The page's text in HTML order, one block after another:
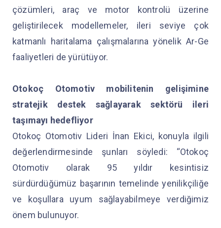
çözümleri, araç ve motor kontrolü üzerine
geliştirilecek modellemeler, ileri seviye çok
katmanlı haritalama çalışmalarına yönelik Ar-Ge
faaliyetleri de yürütüyor.
Otokoç Otomotiv mobilitenin gelişimine
stratejik destek sağlayarak sektörü ileri
taşımayı hedefliyor
Otokoç Otomotiv Lideri İnan Ekici, konuyla ilgili
değerlendirmesinde şunları söyledi: “Otokoç
Otomotiv olarak 95 yıldır kesintisiz
sürdürdüğümüz başarının temelinde yenilikçiliğe
ve koşullara uyum sağlayabilmeye verdiğimiz
önem bulunuyor.